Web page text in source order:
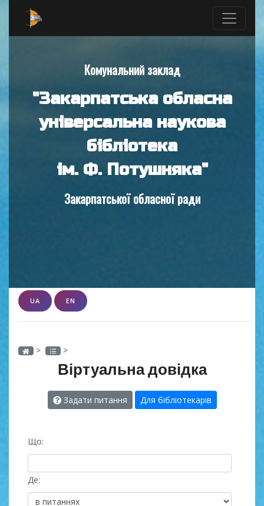
Комунальний заклад
"Закарпатська обласна
універсальна наукова
бібліотека
ім. Ф. Потушняка"
Закарпатської обласної ради
UA EN
> >
Віртуальна довідка
Задати питання Для бібліотекарів
Що:
Де: